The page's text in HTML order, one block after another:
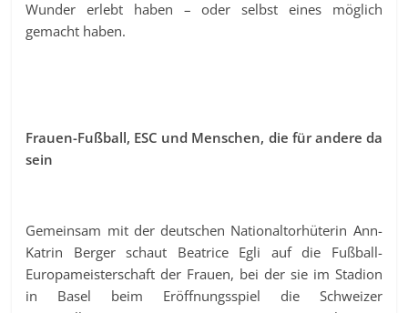
Wunder erlebt haben – oder selbst eines möglich
gemacht haben.
Frauen-Fußball, ESC und Menschen, die für andere da
sein
Gemeinsam mit der deutschen Nationaltorhüterin Ann-
Katrin Berger schaut Beatrice Egli auf die Fußball-
Europameisterschaft der Frauen, bei der sie im Stadion
in Basel beim Eröffnungsspiel die Schweizer